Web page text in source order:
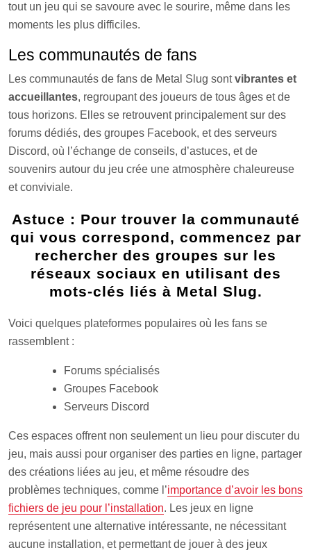
tout un jeu qui se savoure avec le sourire, même dans les
moments les plus difficiles.
Les communautés de fans
Les communautés de fans de Metal Slug sontvibrantes et
accueillantes, regroupant des joueurs de tous âges et de
tous horizons. Elles se retrouvent principalement sur des
forums dédiés, des groupes Facebook, et des serveurs
Discord, où l’échange de conseils, d’astuces, et de
souvenirs autour du jeu crée une atmosphère chaleureuse
et conviviale.
Astuce : Pour trouver la communauté
qui vous correspond, commencez par
rechercher des groupes sur les
réseaux sociaux en utilisant des
mots-clés liés à Metal Slug.
Voici quelques plateformes populaires où les fans se
rassemblent :
Forums spécialisés
Groupes Facebook
Serveurs Discord
Ces espaces offrent non seulement un lieu pour discuter du
jeu, mais aussi pour organiser des parties en ligne, partager
des créations liées au jeu, et même résoudre des
problèmes techniques, comme l’importance d’avoir les bons
fichiers de jeu pour l’installation. Les jeux en ligne
représentent une alternative intéressante, ne nécessitant
aucune installation, et permettant de jouer à des jeux